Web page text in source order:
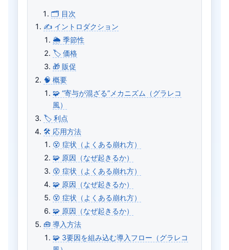
🗂 目次
✍️ イントロダクション
🌦 季節性
🏷 価格
🎁 販促
🧠 概要
🧩 “寄与が混ざる”メカニズム（グラレコ
風）
🏷️ 利点
🛠️ 応用方法
😵 症状（よくある崩れ方）
🧩 原因（なぜ起きるか）
😵 症状（よくある崩れ方）
🧩 原因（なぜ起きるか）
😵 症状（よくある崩れ方）
🧩 原因（なぜ起きるか）
🧰 導入方法
🧩 3要因を組み込む導入フロー（グラレコ